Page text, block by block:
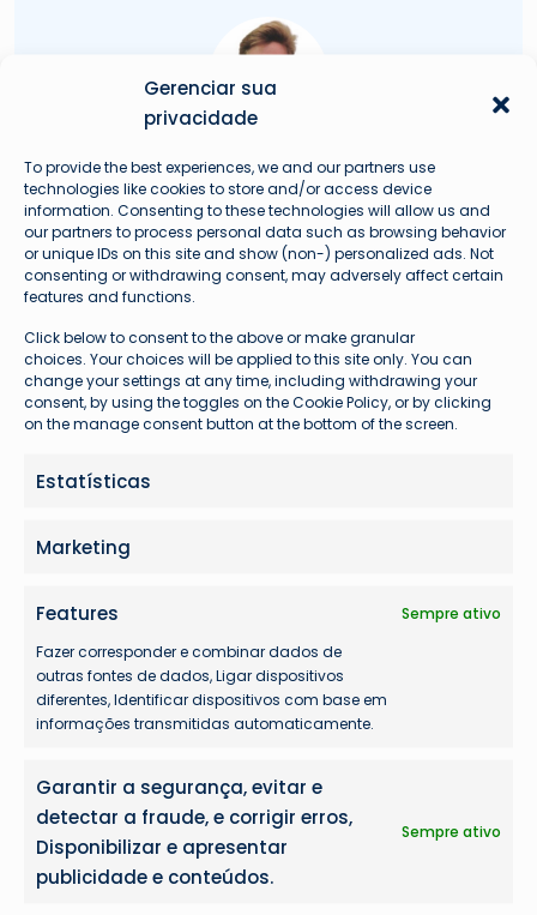
Gerenciar sua
privacidade
To provide the best experiences, we and our partners use
technologies like cookies to store and/or access device
information. Consenting to these technologies will allow us and
our partners to process personal data such as browsing behavior
or unique IDs on this site and show (non-) personalized ads. Not
consenting or withdrawing consent, may adversely affect certain
features and functions.
Click below to consent to the above or make granular
choices. Your choices will be applied to this site only. You can
change your settings at any time, including withdrawing your
consent, by using the toggles on the Cookie Policy, or by clicking
on the manage consent button at the bottom of the screen.
Estatísticas
Marketing
Features
Sempre ativo
Fazer corresponder e combinar dados de
outras fontes de dados, Ligar dispositivos
diferentes, Identificar dispositivos com base em
informações transmitidas automaticamente.
Garantir a segurança, evitar e
detectar a fraude, e corrigir erros,
Disponibilizar e apresentar
publicidade e conteúdos.
Sempre ativo
Augusto Hardke
Fundador e Líder Técnico Avioprime
Problemas com seu voo?
Mais lidas